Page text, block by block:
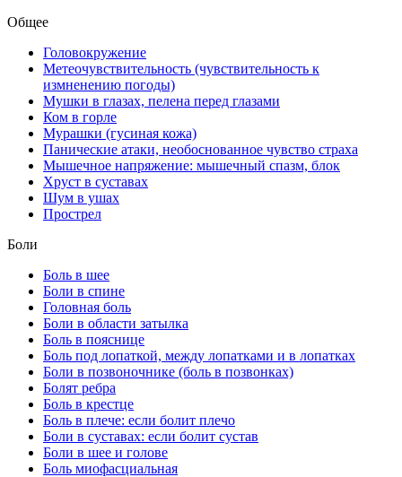
Общее
Головокружение
Метеочувствительность (чувствительность к
измненению погоды)
Мушки в глазах, пелена перед глазами
Ком в горле
Мурашки (гусиная кожа)
Панические атаки, необоснованное чувство страха
Мышечное напряжение: мышечный спазм, блок
Хруст в суставах
Шум в ушах
Прострел
Боли
Боль в шее
Боли в спине
Головная боль
Боли в области затылка
Боль в пояснице
Боль под лопаткой, между лопатками и в лопатках
Боли в позвоночнике (боль в позвонках)
Болят ребра
Боль в крестце
Боль в плече: если болит плечо
Боли в суставах: если болит сустав
Боли в шее и голове
Боль миофасциальная